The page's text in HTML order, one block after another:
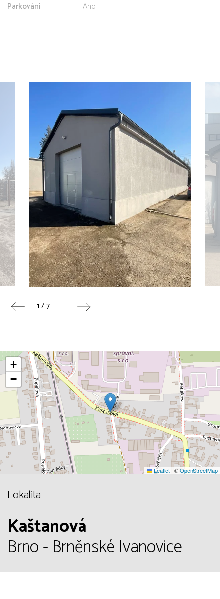
Parkování Ano
1 / 7
+
−
Leaflet | ©OpenStreetMap
Lokalita
Kaštanová
Brno - Brněnské Ivanovice